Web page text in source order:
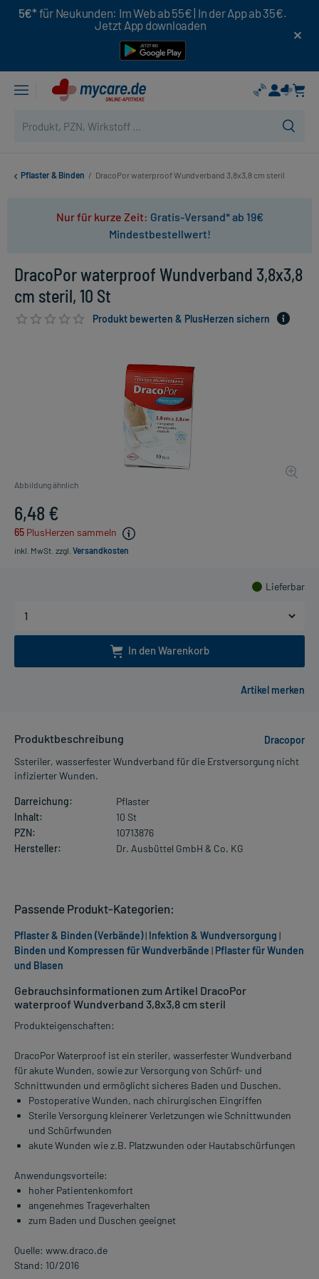
5€* für Neukunden: Im Web ab 55€ | In der App ab 35€.
Jetzt App downloaden
Pflaster & Binden / DracoPor waterproof Wundverband 3,8x3,8 cm steril
Nur für kurze Zeit: Gratis-Versand* ab 19€
Mindestbestellwert!
DracoPor waterproof Wundverband 3,8x3,8
cm steril, 10 St
Produkt bewerten & PlusHerzen sichern
Abbildung ähnlich
6,48 €
65 PlusHerzen sammeln
inkl. MwSt. zzgl. Versandkosten
Lieferbar
In den Warenkorb
Produktbeschreibung
Dracopor
Ssteriler, wasserfester Wundverband für die Erstversorgung nicht
infizierter Wunden.
Darreichung:
Pflaster
Inhalt:
10 St
PZN:
10713876
Hersteller:
Dr. Ausbüttel GmbH & Co. KG
Gebrauchsinformationen zum Artikel DracoPor
waterproof Wundverband 3,8x3,8 cm steril
Produkteigenschaften:
DracoPor Waterproof ist ein steriler, wasserfester Wundverband
für akute Wunden, sowie zur Versorgung von Schürf- und
Schnittwunden und ermöglicht sicheres Baden und Duschen.
Postoperative Wunden, nach chirurgischen Eingriffen
Sterile Versorgung kleinerer Verletzungen wie Schnittwunden
und Schürfwunden
akute Wunden wie z.B. Platzwunden oder Hautabschürfungen
Anwendungsvorteile:
hoher Patientenkomfort
angenehmes Trageverhalten
zum Baden und Duschen geeignet
Quelle: www.draco.de
Stand: 10/2016
Passende Produkt-Kategorien:
Pflaster & Binden (Verbände)| Infektion & Wundversorgung |
Binden und Kompressen für Wundverbände | Pflaster für Wunden
und Blasen